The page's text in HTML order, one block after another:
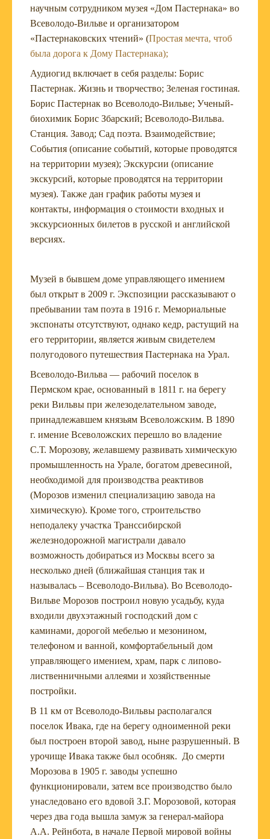
научным сотрудником музея «Дом Пастернака» во
Всеволодо-Вильве и организатором
«Пастернаковских чтений» (Простая мечта, чтоб
была дорога к Дому Пастернака);
Аудиогид включает в себя разделы: Борис
Пастернак. Жизнь и творчество; Зеленая гостиная.
Борис Пастернак во Всеволодо-Вильве; Ученый-
биохимик Борис Збарский; Всеволодо-Вильва.
Станция. Завод; Сад поэта. Взаимодействие;
События (описание событий, которые проводятся
на территории музея); Экскурсии (описание
экскурсий, которые проводятся на территории
музея). Также дан график работы музея и
контакты, информация о стоимости входных и
экскурсионных билетов в русской и английской
версиях.
Музей в бывшем доме управляющего имением
был открыт в 2009 г. Экспозиции рассказывают о
пребывании там поэта в 1916 г. Мемориальные
экспонаты отсутствуют, однако кедр, растущий на
его территории, является живым свидетелем
полугодового путешествия Пастернака на Урал.
Всеволодо-Вильва — рабочий поселок в
Пермском крае, основанный в 1811 г. на берегу
реки Вильвы при железоделательном заводе,
принадлежавшем князьям Всеволожским. В 1890
г. имение Всеволожских перешло во владение
С.Т. Морозову, желавшему развивать химическую
промышленность на Урале, богатом древесиной,
необходимой для производства реактивов
(Морозов изменил специализацию завода на
химическую). Кроме того, строительство
неподалеку участка Транссибирской
железнодорожной магистрали давало
возможность добираться из Москвы всего за
несколько дней (ближайшая станция так и
называлась – Всеволодо-Вильва). Во Всеволодо-
Вильве Морозов построил новую усадьбу, куда
входили двухэтажный господский дом с
каминами, дорогой мебелью и мезонином,
телефоном и ванной, комфортабельный дом
управляющего имением, храм, парк с липово-
лиственничными аллеями и хозяйственные
постройки.
В 11 км от Всеволодо-Вильвы располагался
поселок Ивака, где на берегу одноименной реки
был построен второй завод, ныне разрушенный. В
урочище Ивака также был особняк. До смерти
Морозова в 1905 г. заводы успешно
функционировали, затем все производство было
унаследовано его вдовой З.Г. Морозовой, которая
через два года вышла замуж за генерал-майора
А.А. Рейнбота, в начале Первой мировой войны